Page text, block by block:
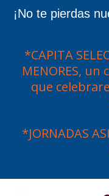
¡No te pierdas
*CAPITA
MENORES,
que
*JORNADAS